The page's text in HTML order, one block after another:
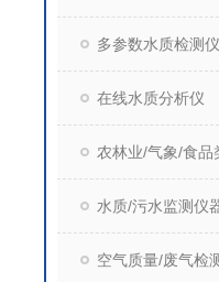
多参数水质检测仪
在线水质分析仪
农林业/气象/食品
水质/污水监测仪
空气质量/废气检